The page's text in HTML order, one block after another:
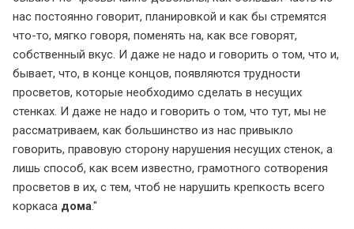
нас постоянно говорит, планировкой и как бы стремятся
что-то, мягко говоря, поменять на, как все говорят,
собственный вкус. И даже не надо и говорить о том, что и,
бывает, что, в конце концов, появляются трудности
просветов, которые необходимо сделать в несущих
стенках. И даже не надо и говорить о том, что тут, мы не
рассматриваем, как большинство из нас привыкло
говорить, правовую сторону нарушения несущих стенок, а
лишь способ, как всем известно, грамотного сотворения
просветов в их, с тем, чтоб не нарушить крепкость всего
коркаса дома.